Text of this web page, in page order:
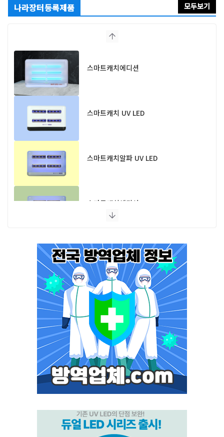
나라장터등록제품 모두보기
스마트캐치에디션
스마트캐치 UV LED
스마트캐치알파 UV LED
스마트캐치에디션 UV LED
플라이포커스
모스포커스
포커스 LED
스마트키퍼 UV LED 일반형
스마트키퍼 UV LED 고급형